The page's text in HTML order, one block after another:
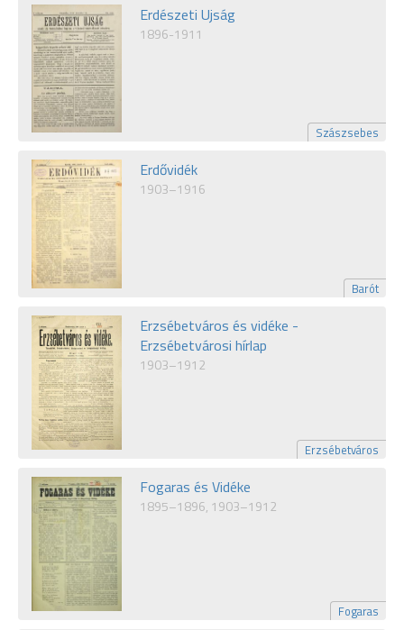
Erdészeti Ujság
1896-1911
Szászsebes
Erdővidék
1903–1916
Barót
Erzsébetváros és vidéke -
Erzsébetvárosi hírlap
1903–1912
Erzsébetváros
Fogaras és Vidéke
1895–1896, 1903–1912
Fogaras